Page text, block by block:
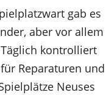
gab es
aber vor allem
kontrolliert
Reparaturen und
Neuses